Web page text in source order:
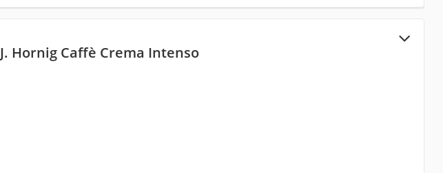
J. Hornig Caffè Crema Intenso